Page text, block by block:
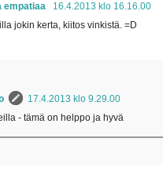
empatiaa
16.4.2013 klo 16.16.00
jokin kerta, kiitos vinkistä. =D
17.4.2013 klo 9.29.00
- tämä on helppo ja hyvä